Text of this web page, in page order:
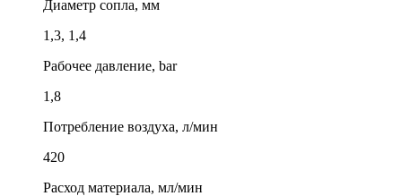
Диаметр сопла, мм
1,3, 1,4
Рабочее давление, bar
1,8
Потребление воздуха, л/мин
420
Расход материала, мл/мин